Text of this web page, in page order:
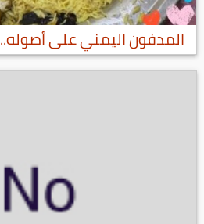
المدفون اليمني على أصوله..